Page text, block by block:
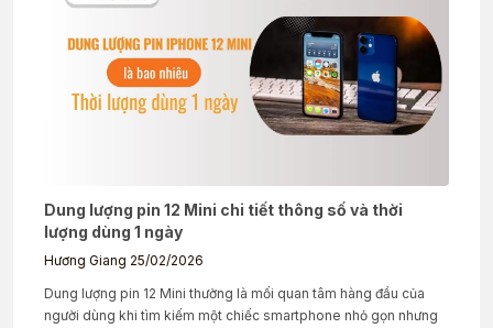
Dung lượng pin 12 Mini chi tiết thông số và thời
lượng dùng 1 ngày
Hương Giang 25/02/2026
Dung lượng pin 12 Mini thường là mối quan tâm hàng đầu của
người dùng khi tìm kiếm một chiếc smartphone nhỏ gọn nhưng